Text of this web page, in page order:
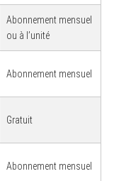
Abonnement mensuel
ou à l’unité
Abonnement mensuel
Gratuit
Abonnement mensuel